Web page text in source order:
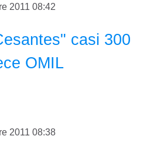
2011 08:42
casi 300
OMIL
2011 08:38